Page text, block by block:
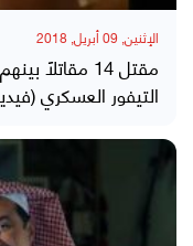
الإثنين, 09 أبريل, 2018
مقتل 14
التيفور العسكري